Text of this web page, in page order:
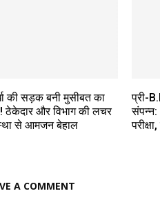
की सड़क बनी मुसीबत का
ठेकेदार और विभाग की लचर
से आमजन बेहाल
प्री-
संपन्न:
A COMMENT